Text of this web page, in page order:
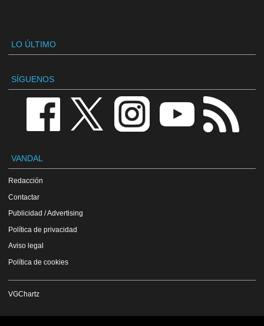
LO ÚLTIMO
SÍGUENOS
VANDAL
Redacción
Contactar
Publicidad / Advertising
Política de privacidad
Aviso legal
Política de cookies
VGChartz